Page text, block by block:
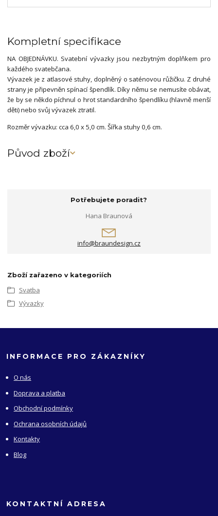
Kompletní specifikace
NA OBJEDNÁVKU. Svatební vývazky jsou nezbytným doplňkem pro
každého svatebčana.
Vývazek je z atlasové stuhy, doplněný o saténovou růžičku. Z druhé
strany je připevněn spínací špendlík. Díky němu se nemusíte obávat,
že by se někdo píchnul o hrot standardního špendlíku (hlavně menší
děti) nebo svůj vývazek ztratil.
Rozměr vývazku: cca 6,0 x 5,0 cm. Šířka stuhy 0,6 cm.
Původ zboží
Potřebujete poradit?
Hana Braunová
info@braundesign.cz
Zboží zařazeno v kategoriích
Svatba
Vývazky
INFORMACE PRO ZÁKAZNÍKY
O nás
Doprava a platba
Obchodní podmínky
Ochrana osobních údajů
Kontakty
Blog
KONTAKTNÍ ADRESA